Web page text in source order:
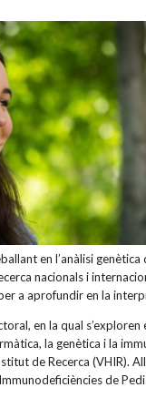
en l’anàlisi
nacionals i
a aprofundir en la
en la qual
la genètica i la
de Recerca (VHIR).
de